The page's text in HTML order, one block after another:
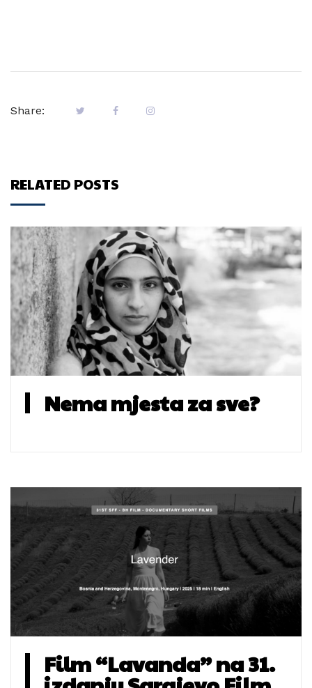
Share:
RELATED POSTS
Nema mjesta za sve?
Film “Lavanda” na 31.